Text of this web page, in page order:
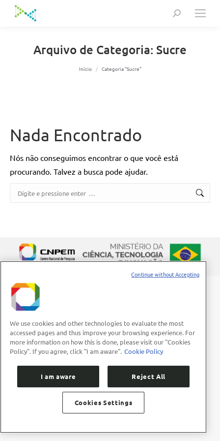
Search:
Arquivo de Categoria: Sucre
Você está aqui:
Início Categoria "Sucre"
Nada Encontrado
Nós não conseguimos encontrar o que você está
procurando. Talvez a busca pode ajudar.
Search:
We use cookies and other technologies to evaluate the most
accessed pages and thus improve your browsing experience. For
more information on how this is done, please visit our "Cookies
Policy". If you agree, click "I am aware". Cookie Policy
I am aware Reject All
Cookies Settings
Continue without Accepting